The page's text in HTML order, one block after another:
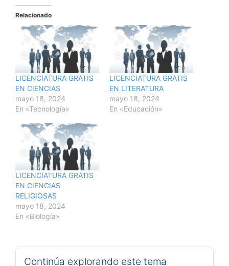
Relacionado
LICENCIATURA GRATIS
EN CIENCIAS
mayo 18, 2024
En «Tecnología»
LICENCIATURA GRATIS
EN LITERATURA
mayo 18, 2024
En «Educación»
LICENCIATURA GRATIS
EN CIENCIAS
RELIGIOSAS
mayo 18, 2024
En «Biología»
Continúa explorando este tema